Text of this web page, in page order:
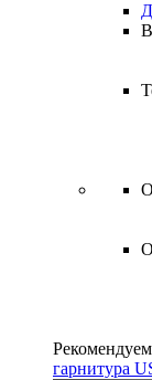
Рекомендуем
гарнитура